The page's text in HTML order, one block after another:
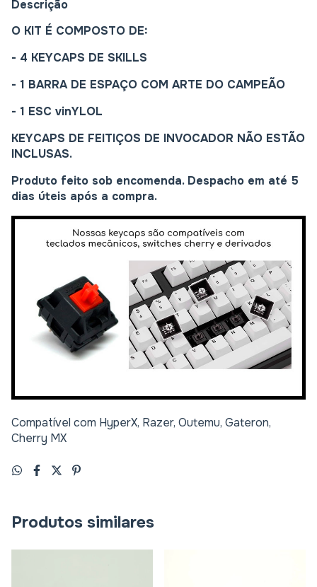
Descrição
O KIT É COMPOSTO DE:
- 4 KEYCAPS DE SKILLS
- 1 BARRA DE ESPAÇO COM ARTE DO CAMPEÃO
- 1 ESC vinYLOL
KEYCAPS DE FEITIÇOS DE INVOCADOR NÃO ESTÃO
INCLUSAS.
Produto feito sob encomenda. Despacho em até 5
dias úteis após a compra.
Compatível com HyperX, Razer, Outemu, Gateron,
Cherry MX
Produtos similares